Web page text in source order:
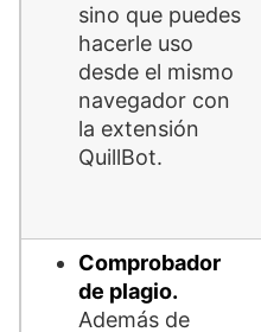
sino que puedes
hacerle uso
desde el mismo
navegador con
la extensión
QuillBot.
Comprobador
de plagio.
Además de